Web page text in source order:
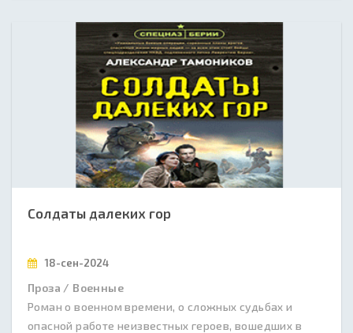
Солдаты далеких гор
18-сен-2024
Проза / Военные
Роман о военном времени, о сложных судьбах и
опасной работе неизвестных героев, вошедших в